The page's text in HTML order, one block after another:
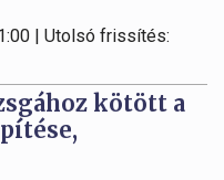
| Utolsó frissítés:
kötött a